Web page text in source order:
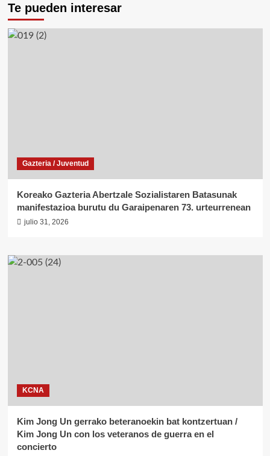
es
idéntica
a
los
Te pueden interesar
Gazteria / Juventud
Koreako Gazteria Abertzale Sozialistaren Batasunak
manifestazioa burutu du Garaipenaren 73. urteurrenean
julio 31, 2026
KCNA
Kim Jong Un gerrako beteranoekin bat kontzertuan /
Kim Jong Un con los veteranos de guerra en el
concierto